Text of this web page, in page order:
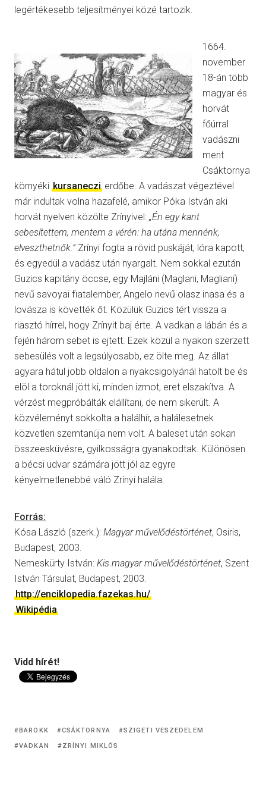
legértékesebb teljesítményei közé tartozik.
1664.
november
18-án több
magyar és
horvát
főúrral
vadászni
ment
Csáktornya
környéki kursaneczi erdőbe. A vadászat végeztével
már indultak volna hazafelé, amikor Póka István aki
horvát nyelven közölte Zrínyivel: „Én egy kant
sebesítettem, mentem a vérén: ha utána mennénk,
elveszthetnők.” Zrínyi fogta a rövid puskáját, lóra kapott,
és egyedül a vadász után nyargalt. Nem sokkal ezután
Guzics kapitány öccse, egy Majláni (Maglani, Magliani)
nevű savoyai fiatalember, Angelo nevű olasz inasa és a
lovásza is követték őt. Közülük Guzics tért vissza a
riasztó hírrel, hogy Zrínyit baj érte. A vadkan a lábán és a
fején három sebet is ejtett. Ezek közül a nyakon szerzett
sebesülés volt a legsúlyosabb, ez ölte meg. Az állat
agyara hátul jobb oldalon a nyakcsigolyánál hatolt be és
elöl a toroknál jött ki, minden izmot, eret elszakítva. A
vérzést megpróbálták elállítani, de nem sikerült. A
közvéleményt sokkolta a halálhír, a halálesetnek
közvetlen szemtanúja nem volt. A baleset után sokan
összeesküvésre, gyilkosságra gyanakodtak. Különösen
a bécsi udvar számára jött jól az egyre
kényelmetlenebbé váló Zrínyi halála.
Forrás:
Kósa László (szerk.): Magyar művelődéstörténet, Osiris,
Budapest, 2003.
Nemeskürty István: Kis magyar művelődéstörténet, Szent
István Társulat, Budapest, 2003.
http://enciklopedia.fazekas.hu/
Wikipédia
Vidd hírét!
BAROKK CSÁKTORNYA
SZIGETI VESZEDELEM
VADKAN
ZRÍNYI MIKLÓS